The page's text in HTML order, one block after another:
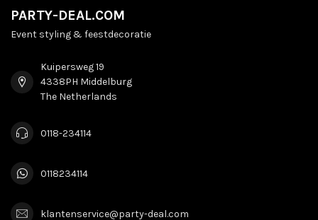
PARTY-DEAL.COM
Event styling & feestdecoratie
Kuipersweg 19
4338PH Middelburg
The Netherlands
0118-234114
0118234114
klantenservice@party-deal.com